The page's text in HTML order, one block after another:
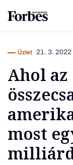
Vagy
Üzlet 21. 3. 2022
Ahol
most